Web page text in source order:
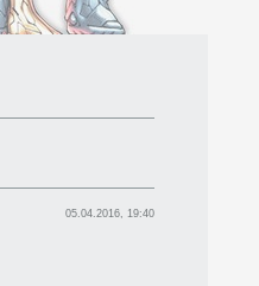
05.04.2016, 19:40